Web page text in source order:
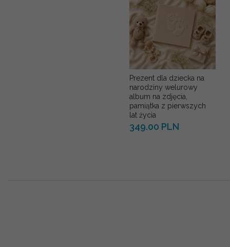
Prezent dla dziecka na
narodziny welurowy
album na zdjęcia,
pamiątka z pierwszych
lat życia
349.00 PLN